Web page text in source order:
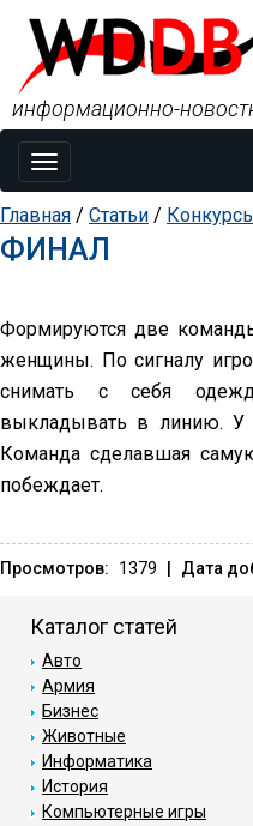
Toggle
navigation
информационно-
Главная / Статьи /
ФИНАЛ
Формируются две
женщины. По сигналу
снимать с себя
выкладывать в линию. У
Команда сделавшая
побеждает.
Просмотров: 1379 Дата
Каталог статей
Авто
Армия
Бизнес
Животные
Информатика
История
Компьютерные игры